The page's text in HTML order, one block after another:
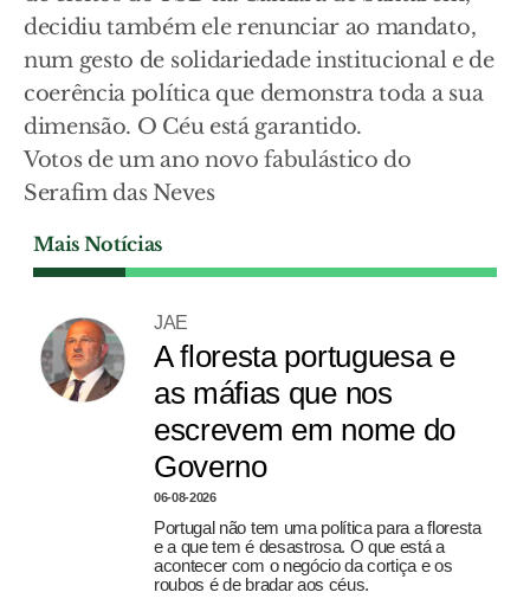
decidiu também ele renunciar ao mandato,
num gesto de solidariedade institucional e de
coerência política que demonstra toda a sua
dimensão. O Céu está garantido.
Votos de um ano novo fabulástico do
Serafim das Neves
Mais Notícias
JAE
A floresta portuguesa e
as máfias que nos
escrevem em nome do
Governo
06-08-2026
Portugal não tem uma política para a floresta
e a que tem é desastrosa. O que está a
acontecer com o negócio da cortiça e os
roubos é de bradar aos céus.